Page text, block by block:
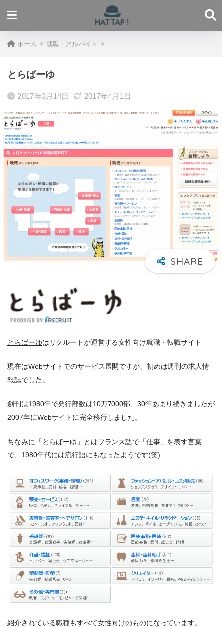
ホーム 就職・アルバイト
とらばーゆ
2017年3月14日 2017年4月1日
とらばーゆはリクルートが運営する女性向け就職・転職サイト
現在はWebサイトでのサービス展開ですが、初めは週刊の求人情
報誌でした。
創刊は1980年で発行部数は10万7000部、30年あまり続きましたが
2007年にWebサイトに完全移行しました。
ちなみに「とらばーゆ」とはフランス語で「仕事」を表す言葉
で、1980年代には流行語にもなったようです(笑)
紹介されている職種もすべて女性向けのものになっています。